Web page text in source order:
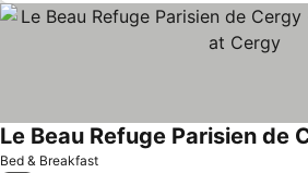
Bed & Breakfast